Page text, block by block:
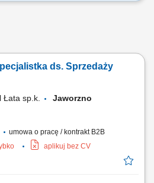
ds. Sprzedaży
Łata sp.k.
Jaworzno
umowa o pracę / kontrakt B2B
aplikuj bez CV